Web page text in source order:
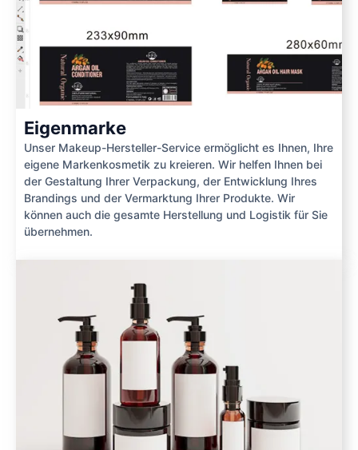
Eigenmarke
Unser Makeup-Hersteller-Service ermöglicht es Ihnen, Ihre
eigene Markenkosmetik zu kreieren. Wir helfen Ihnen bei
der Gestaltung Ihrer Verpackung, der Entwicklung Ihres
Brandings und der Vermarktung Ihrer Produkte. Wir
können auch die gesamte Herstellung und Logistik für Sie
übernehmen.